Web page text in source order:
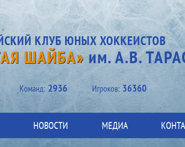
КЛУБ ЮНЫХ ХОККЕИСТОВ
ШАЙБА»им. А.В.
Kоманд: 2936 Игроков: 36360
НОВОСТИ МЕДИА